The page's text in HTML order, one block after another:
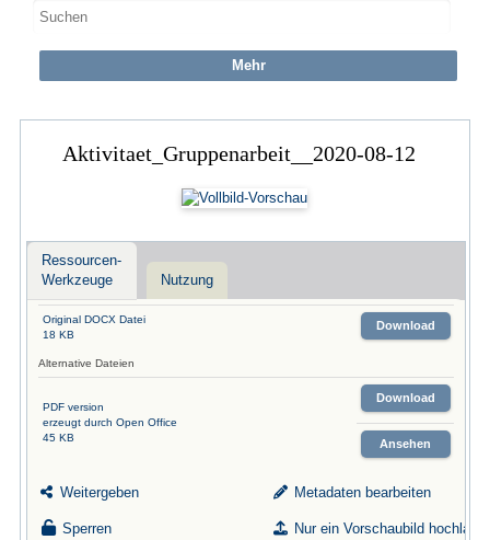
Aktivitaet_Gruppenarbeit__2020-08-12
Ressourcen-
Werkzeuge
Nutzung
Original DOCX Datei
18 KB
Download
Alternative Dateien
PDF version
erzeugt durch Open Office
45 KB
Download
Ansehen
Weitergeben Metadaten bearbeiten
Sperren Nur ein Vorschaubild